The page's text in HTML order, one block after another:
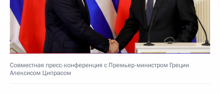
Совместная пресс-конференция с Премьер-министром Греции
Алексисом Ципрасом